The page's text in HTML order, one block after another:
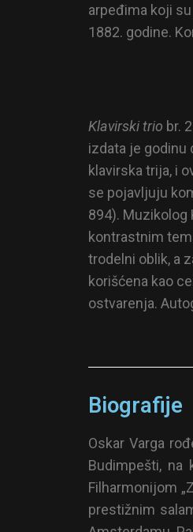
arpeđima koji
1882. godine.
Klavirski trio br.
izdata je godinu
klavirska trija, i
se pojavljuju
894). Muzikolog
kontrastnim
trodelni oblik, a
korišćena kao
ostvarenja.
Biografije
Oskar Varga
Budimpešti,
Filharmonijom
prestižnim